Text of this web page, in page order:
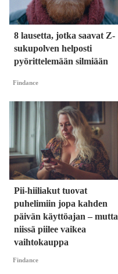
8 lausetta, jotka saavat Z-
sukupolven helposti
pyörittelemään silmiään
Findance
Pii-hiiliakut tuovat
puhelimiin jopa kahden
päivän käyttöajan – mutta
niissä piilee vaikea
vaihtokauppa
Findance